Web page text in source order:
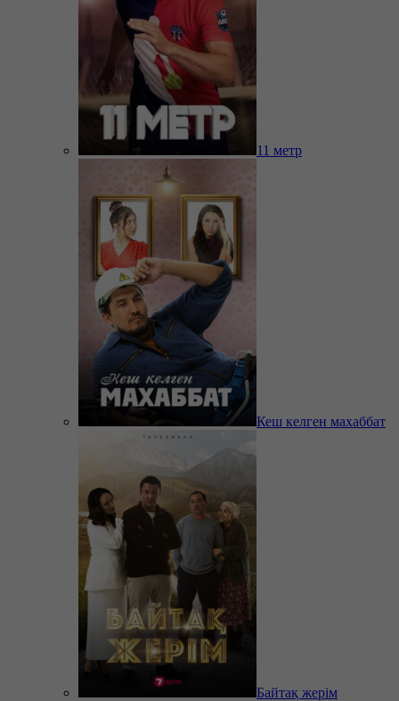
11 метр
Кеш келген махаббат
Байтақ жерім